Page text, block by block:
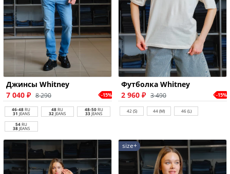
Джинсы Whitney
7 040 ₽ 8 290 -15%
46-48RU
31 JEANS
48RU
32JEANS
48-50RU
33JEANS
54RU
38JEANS
Футболка Whitney
2 960 ₽ 3 490 -15%
42 (S) 44 (M) 46 (L)
size+